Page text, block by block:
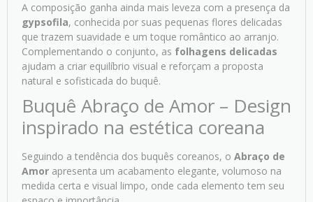
A composição ganha ainda mais leveza com a presença da
gypsofila, conhecida por suas pequenas flores delicadas
que trazem suavidade e um toque romântico ao arranjo.
Complementando o conjunto, as folhagens delicadas
ajudam a criar equilíbrio visual e reforçam a proposta
natural e sofisticada do buquê.
Buquê Abraço de Amor – Design
inspirado na estética coreana
Seguindo a tendência dos buquês coreanos, o Abraço de
Amor apresenta um acabamento elegante, volumoso na
medida certa e visual limpo, onde cada elemento tem seu